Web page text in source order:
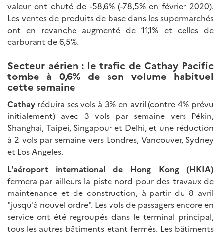
valeur ont chuté de -58,6% (-78,5% en février 2020).
Les ventes de produits de base dans les supermarchés
ont en revanche augmenté de 11,1% et celles de
carburant de 6,5%.
Secteur aérien : le trafic de Cathay Pacific
tombe à 0,6% de son volume habituel
cette semaine
Cathay réduira ses vols à 3% en avril (contre 4% prévu
initialement) avec 3 vols par semaine vers Pékin,
Shanghai, Taipei, Singapour et Delhi, et une réduction
à 2 vols par semaine vers Londres, Vancouver, Sydney
et Los Angeles.
L'aéroport international de Hong Kong (HKIA)
fermera par ailleurs la piste nord pour des travaux de
maintenance et de construction, à partir du 8 avril
"jusqu'à nouvel ordre". Les vols de passagers encore en
service ont été regroupés dans le terminal principal,
tous les autres bâtiments étant fermés. Les bâtiments